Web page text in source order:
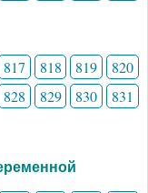
817 818 819
820
828 829 830
831